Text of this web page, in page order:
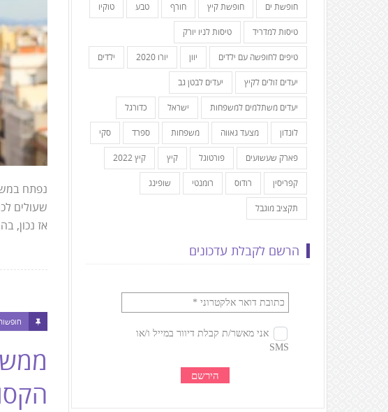
נפתח
שעולים
אז נכון,
ממש
חופשת ים חופשת קיץ חורף טבע טוקיו
טיסות למדריד טיסות לניו יורק
טיפים לחופשה עם ילדים יוון יורו 2020 ילדים
יעדים זולים לקיץ יעדים לבטן גב
יעדים משתלמים למשפחות ישראל כדורגל
לונדון מצעד גאווה משפחות ספרד סקי
פארק שעשועים פורטוגל קיץ קיץ 2022
קפריסין רודוס רומנטי שופינג
תקציב מוגבל
הרשם לקבלת עדכונים